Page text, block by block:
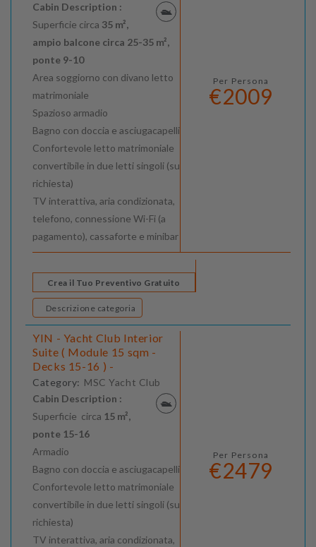
Cabin Description :
Superficie circa 35 m²,
ampio balcone circa 25-35 m²,
ponte 9-10
Area soggiorno con divano letto
matrimoniale
Spazioso armadio
Bagno con doccia e asciugacapelli
Confortevole letto matrimoniale
convertibile in due letti singoli (su
richiesta)
TV interattiva, aria condizionata,
telefono, connessione Wi-Fi (a
pagamento), cassaforte e minibar
Per Persona
€2009
Crea il Tuo Preventivo Gratuito
Descrizione categoria
YIN - Yacht Club Interior
Suite ( Module 15 sqm -
Decks 15-16 ) -
Category: MSC Yacht Club
Cabin Description :
Superficie circa 15 m²,
ponte 15-16
Armadio
Bagno con doccia e asciugacapelli
Confortevole letto matrimoniale
convertibile in due letti singoli (su
richiesta)
TV interattiva, aria condizionata,
Per Persona
€2479